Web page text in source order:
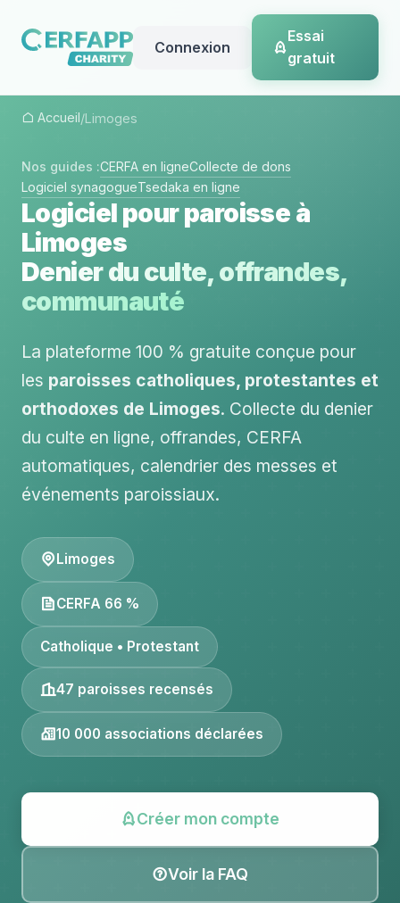
Connexion
Essai
gratuit
Accueil/Limoges
Nos guides :CERFA en ligneCollecte de dons
Logiciel synagogueTsedaka en ligne
Logiciel pour paroisse à
Limoges
Denier du culte, offrandes,
communauté
La plateforme 100 % gratuite conçue pour
les paroisses catholiques, protestantes et
orthodoxes de Limoges. Collecte du denier
du culte en ligne, offrandes, CERFA
automatiques, calendrier des messes et
événements paroissiaux.
Limoges
CERFA 66 %
Catholique • Protestant
47 paroisses recensés
10 000 associations déclarées
Créer mon compte
Voir la FAQ